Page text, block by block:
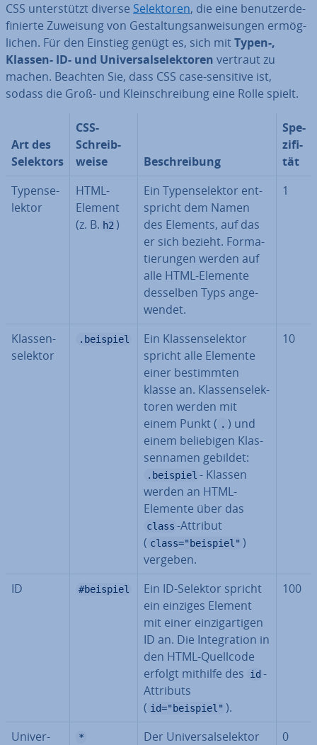
CSS un­ter­stützt diverse Se­lek­to­ren, die eine be­nut­zer­de­
fi­nier­te Zuweisung von Ge­stal­tungs­an­wei­sun­gen er­mög­
li­chen. Für den Einstieg genügt es, sich mitTypen-,
Klassen- ID- und Uni­ver­sal­se­lek­to­ren vertraut zu
machen. Beachten Sie, dass CSS case-sensitive ist,
sodass die Groß- und Klein­schrei­bung eine Rolle spielt.
Art des
Selektors
CSS-
Schreib­
wei­se
Be­schrei­bung
Spe­
zi­fi­
tät
Ty­pen­se­
lek­tor
HTML-
Element
(z. B. h2 )
Ein Ty­pen­se­lek­tor ent­
spricht dem Namen
des Elements, auf das
er sich bezieht. For­ma­
tie­run­gen werden auf
alle HTML-Elemente
desselben Typs an­ge­
wen­det.
1
Klas­sen­
se­lek­tor
.beispiel
Ein Klas­sen­se­lek­tor
spricht alle Elemente
einer be­stimm­ten
klasse an. Klas­sen­se­lek­
to­ren werden mit
einem Punkt ( . ) und
einem be­lie­bi­gen Klas­
sen­na­men gebildet:
.beispiel - Klassen
werden an HTML-
Elemente über das
class -Attribut
( class="beispiel" )
vergeben.
10
ID #beispiel
Ein ID-Selektor spricht
ein einziges Element
mit einer ein­zig­ar­ti­gen
ID an. Die In­te­gra­ti­on in
den HTML-Quellcode
erfolgt mithilfe des
id -
Attributs
( id="beispiel" ).
100
Uni­ver­
*
Der Uni­ver­sal­se­lek­tor
0